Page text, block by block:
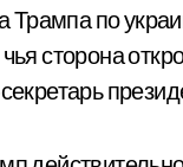
по
сторона